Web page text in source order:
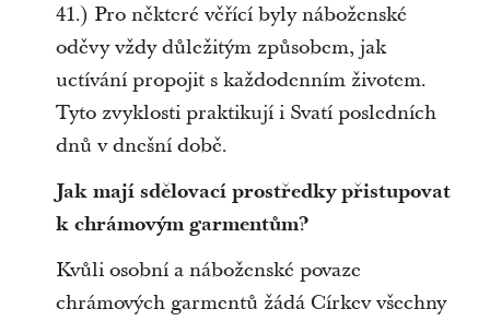
41.) Pro některé věřící byly náboženské
oděvy vždy důležitým způsobem, jak
uctívání propojit s každodenním životem.
Tyto zvyklosti praktikují i Svatí posledních
dnů v dnešní době.
Jak mají sdělovací prostředky přistupovat
k chrámovým garmentům?
Kvůli osobní a náboženské povaze
chrámových garmentů žádá Církev všechny